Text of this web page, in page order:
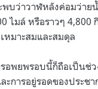
บว่าวาฬหลังค่อมว่าย
ไมล์ หรือราวๆ 4,800
หมาะสมและสมดุล
อพยพรอบนี้ก็ถือเป็นช่
การอยู่รอดของประชา